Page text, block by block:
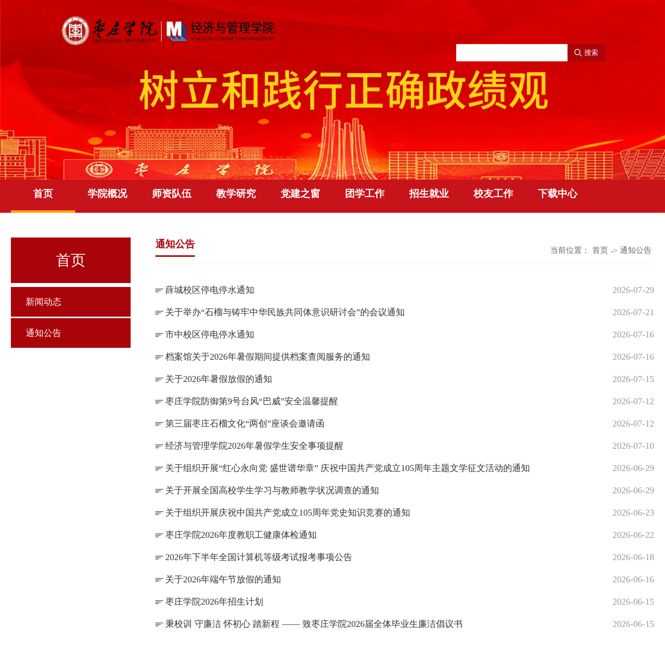
搜索
首页 学院概况 师资队伍 教学研究 党建之窗 团学工作 招生就业 校友工作 下载中心
首页
新闻动态
通知公告
通知公告
当前位置： 首页 -> 通知公告
薛城校区停电停水通知 2026-07-29
关于举办“石榴与铸牢中华民族共同体意识研讨会”的会议通知 2026-07-21
市中校区停电停水通知 2026-07-16
档案馆关于2026年暑假期间提供档案查阅服务的通知 2026-07-16
关于2026年暑假放假的通知 2026-07-15
枣庄学院防御第9号台风“巴威”安全温馨提醒 2026-07-12
第三届枣庄石榴文化“两创”座谈会邀请函 2026-07-12
经济与管理学院2026年暑假学生安全事项提醒 2026-07-10
关于组织开展“红心永向党 盛世谱华章” 庆祝中国共产党成立105周年主题文学征文活动的通知 2026-06-29
关于开展全国高校学生学习与教师教学状况调查的通知 2026-06-29
关于组织开展庆祝中国共产党成立105周年党史知识竞赛的通知 2026-06-23
枣庄学院2026年度教职工健康体检通知 2026-06-22
2026年下半年全国计算机等级考试报考事项公告 2026-06-18
关于2026年端午节放假的通知 2026-06-16
枣庄学院2026年招生计划 2026-06-15
秉校训 守廉洁 怀初心 踏新程 —— 致枣庄学院2026届全体毕业生廉洁倡议书 2026-06-15